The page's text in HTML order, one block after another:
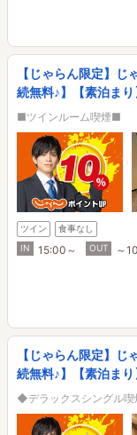
【じゃらん限定】
続無料♪】【素泊まり
■ツインルーム喫煙■
ツイン
食事なし
IN
15:00～ OUT ～
【じゃらん限定】
続無料♪】【素泊まり
◆デラックスシングル